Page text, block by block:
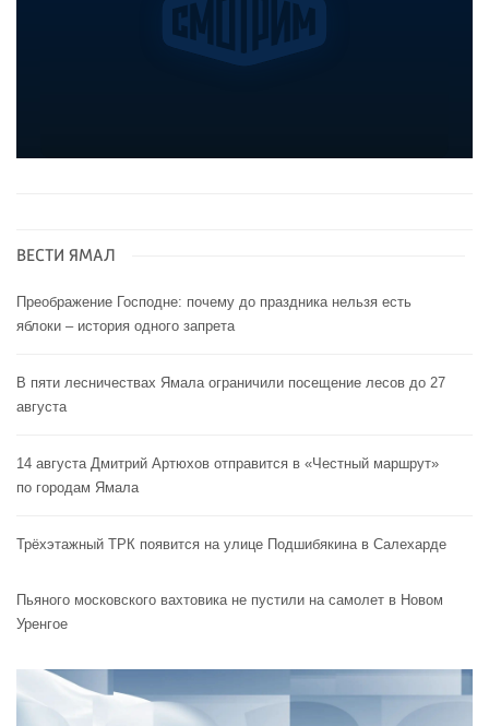
ВЕСТИ ЯМАЛ
Преображение Господне: почему до праздника нельзя есть
яблоки – история одного запрета
В пяти лесничествах Ямала ограничили посещение лесов до 27
августа
14 августа Дмитрий Артюхов отправится в «Честный маршрут»
по городам Ямала
Трёхэтажный ТРК появится на улице Подшибякина в Салехарде
Пьяного московского вахтовика не пустили на самолет в Новом
Уренгое